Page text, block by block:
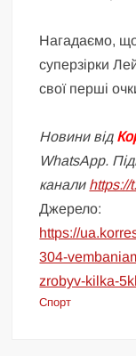
Нагадаємо,
суперзірки
свої перші
Новини від
WhatsApp.
канали https://
Джерело:
https://
304-
zrobyv-kilka-
Спорт